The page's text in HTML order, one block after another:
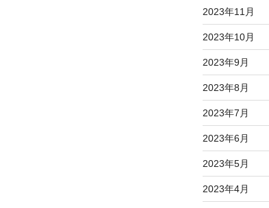
2023年11月
2023年10月
2023年9月
2023年8月
2023年7月
2023年6月
2023年5月
2023年4月